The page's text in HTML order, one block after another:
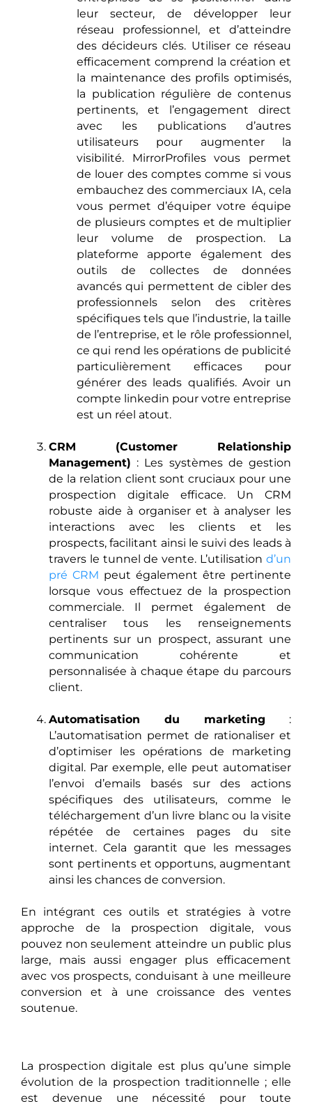
leur secteur, de développer leur
réseau professionnel, et d’atteindre
des décideurs clés. Utiliser ce réseau
efficacement comprend la création et
la maintenance des profils optimisés,
la publication régulière de contenus
pertinents, et l’engagement direct
avec les publications d’autres
utilisateurs pour augmenter la
visibilité. MirrorProfiles vous permet
de louer des comptes comme si vous
embauchez des commerciaux IA, cela
vous permet d’équiper votre équipe
de plusieurs comptes et de multiplier
leur volume de prospection. La
plateforme apporte également des
outils de collectes de données
avancés qui permettent de cibler des
professionnels selon des critères
spécifiques tels que l’industrie, la taille
de l’entreprise, et le rôle professionnel,
ce qui rend les opérations de publicité
particulièrement efficaces pour
générer des leads qualifiés. Avoir un
compte linkedin pour votre entreprise
est un réel atout.
CRM (Customer Relationship
Management) : Les systèmes de gestion
de la relation client sont cruciaux pour une
prospection digitale efficace. Un CRM
robuste aide à organiser et à analyser les
interactions avec les clients et les
prospects, facilitant ainsi le suivi des leads à
travers le tunnel de vente. L’utilisation d’un
pré CRM peut également être pertinente
lorsque vous effectuez de la prospection
commerciale. Il permet également de
centraliser tous les renseignements
pertinents sur un prospect, assurant une
communication cohérente et
personnalisée à chaque étape du parcours
client.
Automatisation du marketing :
L’automatisation permet de rationaliser et
d’optimiser les opérations de marketing
digital. Par exemple, elle peut automatiser
l’envoi d’emails basés sur des actions
spécifiques des utilisateurs, comme le
téléchargement d’un livre blanc ou la visite
répétée de certaines pages du site
internet. Cela garantit que les messages
sont pertinents et opportuns, augmentant
ainsi les chances de conversion.
En intégrant ces outils et stratégies à votre
approche de la prospection digitale, vous
pouvez non seulement atteindre un public plus
large, mais aussi engager plus efficacement
avec vos prospects, conduisant à une meilleure
conversion et à une croissance des ventes
soutenue.
La prospection digitale est plus qu’une simple
évolution de la prospection traditionnelle ; elle
est devenue une nécessité pour toute